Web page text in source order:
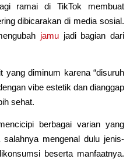
ramai di TikTok membuat
dibicarakan di media sosial.
jamu jadi bagian dari
yang diminum karena “disuruh
vibe estetik dan dianggap
sehat.
berbagai varian yang
mengenal dulu jenis-
beserta manfaatnya.